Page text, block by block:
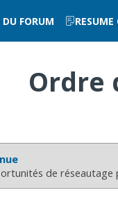
DU FORUM RESUME
Ordre
de